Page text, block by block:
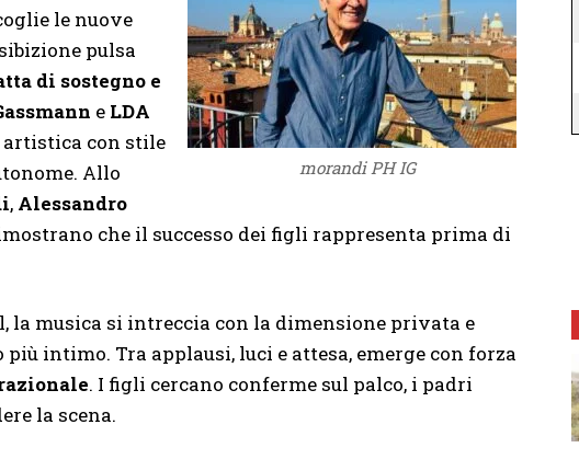
morandi PH IG
le nuove
pulsa
di sostegno e
e LDA
con stile
Allo
, Alessandro
che il successo dei figli rappresenta prima di
la musica si intreccia con la dimensione privata e
intimo. Tra applausi, luci e attesa, emerge con forza
. I figli cercano conferme sul palco, i padri
la scena.